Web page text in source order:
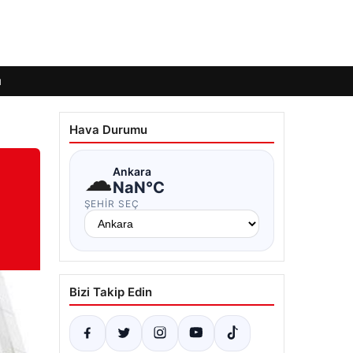
Hava Durumu
☁Ankara
NaN°C
ŞEHIR SEÇ
Bizi Takip Edin